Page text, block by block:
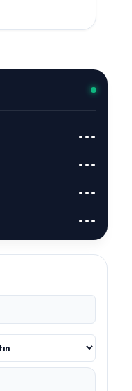
---
---
---
---